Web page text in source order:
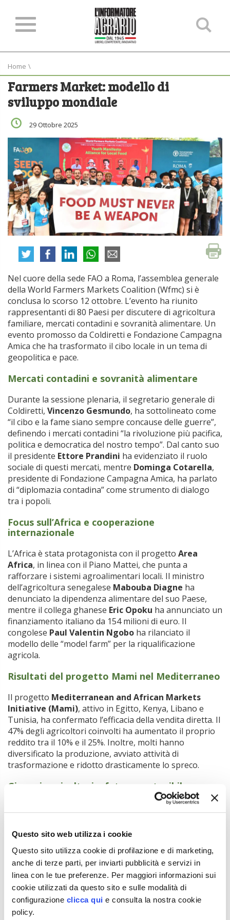
Questo sito web utilizza i cookie
Questo sito utilizza cookie di profilazione e di marketing,
anche di terze parti, per inviarti pubblicità e servizi in
linea con le tue preferenze. Per maggiori informazioni sui
cookie utilizzati da questo sito e sulle modalità di
configurazione clicca qui e consulta la nostra cookie
policy.
Home \
Farmers Market: modello di
sviluppo mondiale
29 Ottobre 2025
Nel cuore della sede FAO a Roma, l’assemblea generale
della World Farmers Markets Coalition (Wfmc) si è
conclusa lo scorso 12 ottobre. L’evento ha riunito
rappresentanti di 80 Paesi per discutere di agricoltura
familiare, mercati contadini e sovranità alimentare. Un
evento promosso da Coldiretti e Fondazione Campagna
Amica che ha trasformato il cibo locale in un tema di
geopolitica e pace.
Mercati contadini e sovranità alimentare
Durante la sessione plenaria, il segretario generale di
Coldiretti, Vincenzo Gesmundo, ha sottolineato come
“il cibo e la fame siano sempre concause delle guerre”,
definendo i mercati contadini “la rivoluzione più pacifica,
politica e democratica del nostro tempo”. Dal canto suo
il presidente Ettore Prandini ha evidenziato il ruolo
sociale di questi mercati, mentre Dominga Cotarella,
presidente di Fondazione Campagna Amica, ha parlato
di “diplomazia contadina” come strumento di dialogo
tra i popoli.
Focus sull’Africa e cooperazione
internazionale
L’Africa è stata protagonista con il progetto Area
Africa, in linea con il Piano Mattei, che punta a
rafforzare i sistemi agroalimentari locali. Il ministro
dell’agricoltura senegalese Mabouba Diagne ha
denunciato la dipendenza alimentare del suo Paese,
mentre il collega ghanese Eric Opoku ha annunciato un
finanziamento italiano da 154 milioni di euro. Il
congolese Paul Valentin Ngobo ha rilanciato il
modello delle “model farm” per la riqualificazione
agricola.
Risultati del progetto Mami nel Mediterraneo
Il progetto Mediterranean and African Markets
Initiative (Mami), attivo in Egitto, Kenya, Libano e
Tunisia, ha confermato l’efficacia della vendita diretta. Il
47% degli agricoltori coinvolti ha aumentato il proprio
reddito tra il 10% e il 25%. Inoltre, molti hanno
diversificato la produzione, avviato attività di
trasformazione e ridotto drasticamente lo spreco.
Giovani agricoltori e futuro sostenibile
Il “Manifesto giovanile – Alleanza per il cibo locale” ha
giovani hanno chiesto mercati equi, inclusivi e
orientati al futuro
cibo, persone e pianeta. L’assemblea si è chiusa con la
cerimonia degli “Oscar” dei mercati contadini mondiali al
Circo Massimo, celebrando chi lavora ogni giorno per
un’agricoltura più giusta.
Tratto dall’articolo pubblicato suL’Informatore Agrario
35-36/2025